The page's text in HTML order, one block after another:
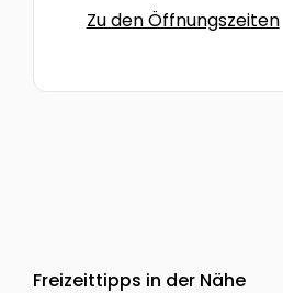
Zu den Öffnungszeiten
Freizeittipps in der Nähe